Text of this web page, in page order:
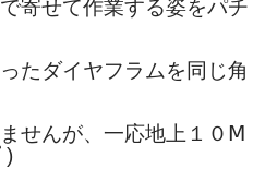
寄せて作業する姿をパチ
たダイヤフラムを同じ角
せんが、一応地上１０Ⅿ
)